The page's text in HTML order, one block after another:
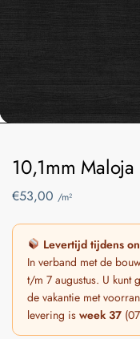
10,1mm
€53,00 /m²
Levertijd tijdens
In verband met de
t/m 7 augustus. U
de vakantie met
levering is week 37